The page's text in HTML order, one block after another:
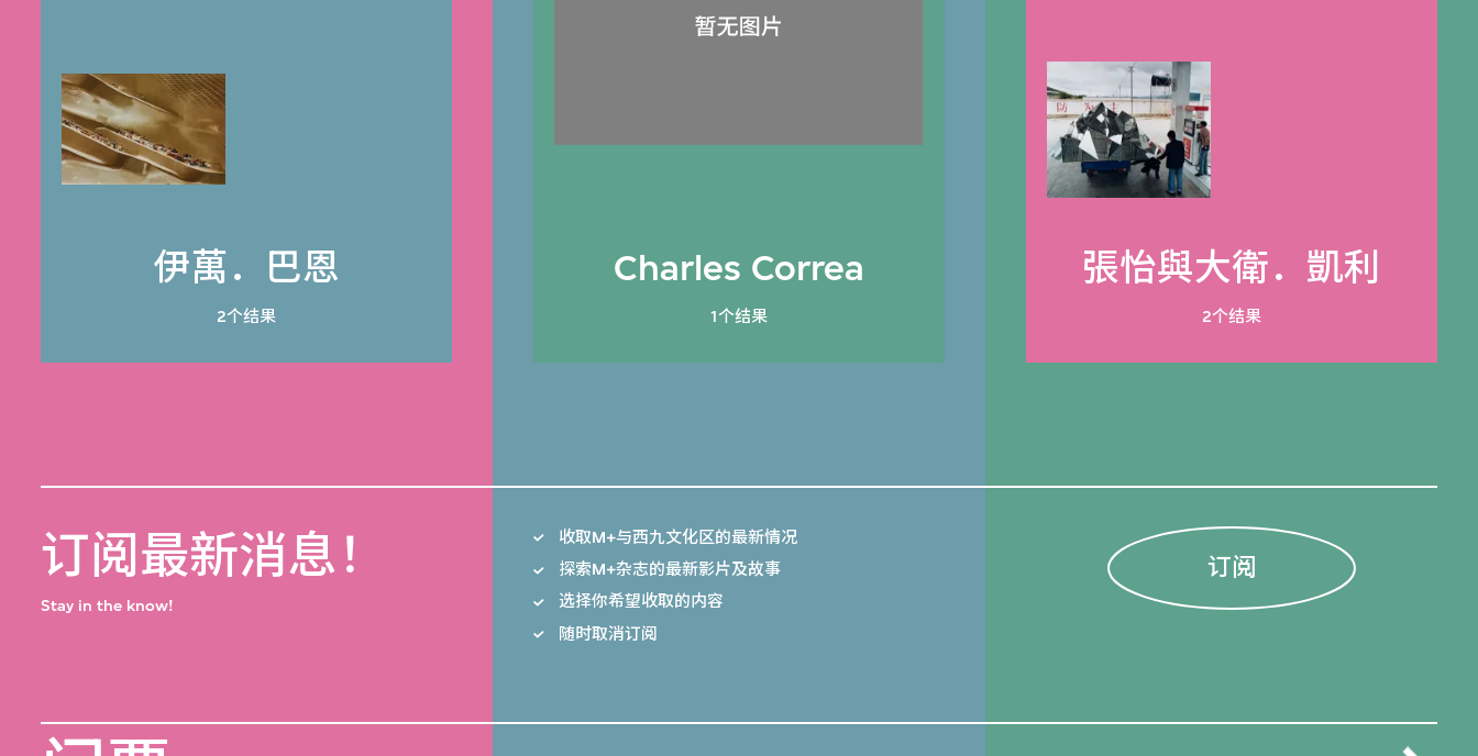
伊萬．巴恩
2个结果
Charles Correa
1个结果
張怡與大衛．凱利
2个结果
订阅最新消息！
Stay in the know!
收取M+与西九文化区的最新情况
探索M+杂志的最新影片及故事
选择你希望收取的内容
随时取消订阅
订阅